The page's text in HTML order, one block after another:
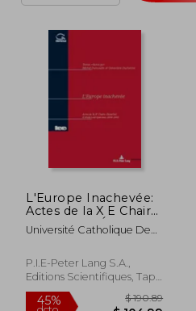
L'Europe Inachevée:
Actes de la X E Chaire
Glaverbel d'Études
Européennes 2004-
Université Catholique De
; Duchenne, Geneviève
P.I.E-Peter Lang S.A.,
Editions Scientifiques, Tapa
Blanda, Nuevo